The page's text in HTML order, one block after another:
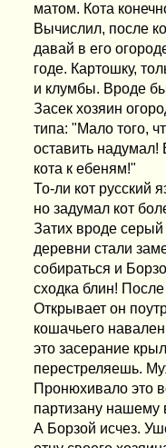
матом. Кота
Вычислил, после
давай в его
годе. Картошку,
и клумбы. Вроде
Засек хозяин
типа: "Мало того,
оставить надумал!
кота к ебеням!"
То-ли кот русский
но задумал кот
Затих вроде серый
деревни стали
собираться и
сходка блин!
Открывает он
кошачьего
это засерание
перестреляешь.
Пронюхивало это
партизану нашему
А Борзой исчез.